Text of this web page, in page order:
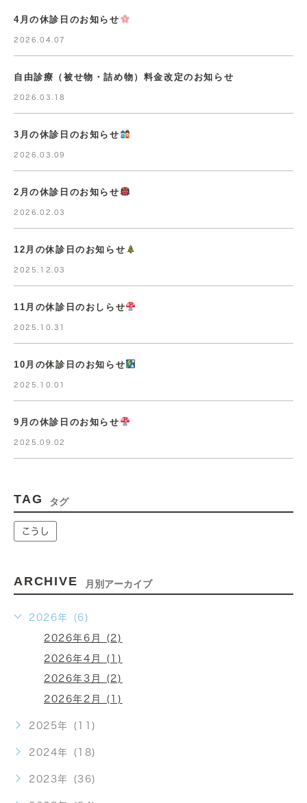
4月の休診日のお知らせ
2026.04.07
自由診療（被せ物・詰め物）料金改定のお知らせ
2026.03.18
3月の休診日のお知らせ
2026.03.09
2月の休診日のお知らせ
2026.02.03
12月の休診日のお知らせ
2025.12.03
11月の休診日のおしらせ
2025.10.31
10月の休診日のお知らせ
2025.10.01
9月の休診日のお知らせ
2025.09.02
TAG タグ
こうし
ARCHIVE 月別アーカイブ
2026年 (6)
2026年6月 (2)
2026年4月 (1)
2026年3月 (2)
2026年2月 (1)
2025年 (11)
2024年 (18)
2023年 (36)